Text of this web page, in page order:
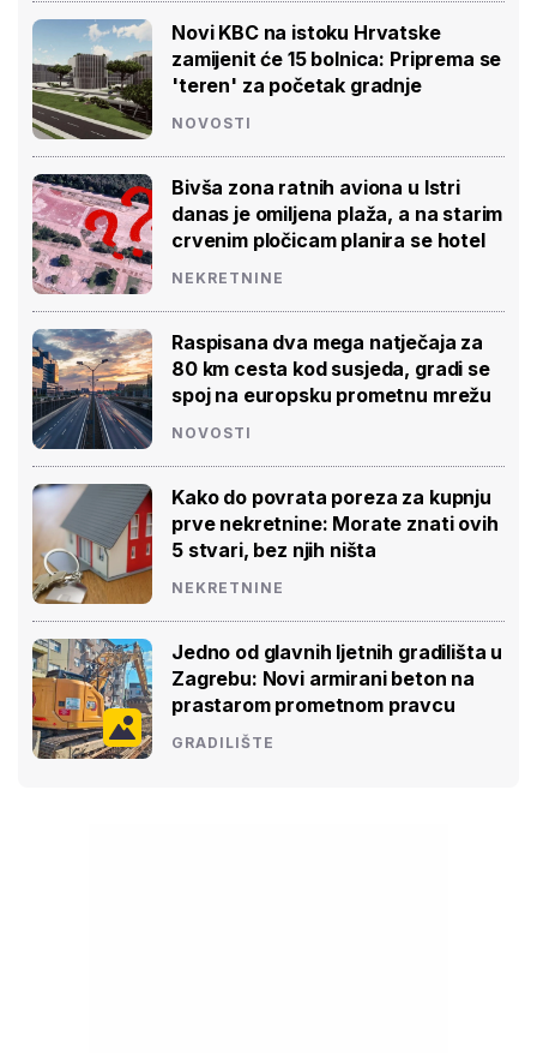
Novi KBC na istoku Hrvatske
zamijenit će 15 bolnica: Priprema se
'teren' za početak gradnje
NOVOSTI
Bivša zona ratnih aviona u Istri
danas je omiljena plaža, a na starim
crvenim pločicam planira se hotel
NEKRETNINE
Raspisana dva mega natječaja za
80 km cesta kod susjeda, gradi se
spoj na europsku prometnu mrežu
NOVOSTI
Kako do povrata poreza za kupnju
prve nekretnine: Morate znati ovih
5 stvari, bez njih ništa
NEKRETNINE
Jedno od glavnih ljetnih gradilišta u
Zagrebu: Novi armirani beton na
prastarom prometnom pravcu
GRADILIŠTE